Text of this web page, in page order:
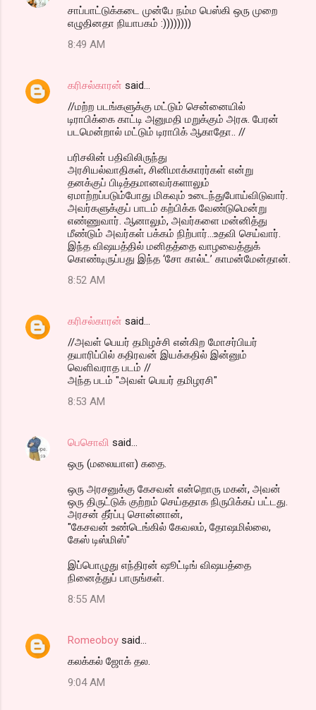
n
சாப்பாட்டுக்கடை முன்பே நம்ம பெஸ்கி ஒரு முறை
எழுதினதா நியாபகம் :))))))))
8:49 AM
க‌ரிச‌ல்கார‌ன் said…
//மற்ற படங்களுக்கு மட்டும் சென்னையில்
டிராபிக்கை காட்டி அனுமதி மறுக்கும் அரசு. பேரன்
படமென்றால் மட்டும் டிராபிக் ஆகாதோ.. //
ப‌ரிச‌லின் ப‌திவிலிருந்து
அரசியல்வாதிகள், சினிமாக்காரர்கள் என்று
தனக்குப் பிடித்தமானவர்களாலும்
ஏமாற்றப்படும்போது மிகவும் உடைந்துபோய்விடுவார்.
அவர்களுக்குப் பாடம் கற்பிக்க வேண்டுமென்று
எண்ணுவார். ஆனாலும், அவர்களை மன்னித்து
மீண்டும் அவர்கள் பக்கம் நிற்பார்...உதவி செய்வார்.
இந்த விஷயத்தில் மனிதத்தை வாழவைத்துக்
கொண்டிருப்பது இந்த ‘சோ கால்ட்’ காமன்மேன்தான்.
8:52 AM
க‌ரிச‌ல்கார‌ன் said…
//அவள் பெயர் தமிழச்சி என்கிற மோசர்பியர்
தயாரிப்பில் கதிரவன் இயக்கதில் இன்னும்
வெளிவராத படம் //
அந்த‌ ப‌ட‌ம் "அவள் பெயர் தமிழர‌சி"
8:53 AM
பெசொவி said…
ஒரு (மலையாள) கதை.
ஒரு அரசனுக்கு கேசவன் என்றொரு மகன், அவன்
ஒரு திருட்டுக் குற்றம் செய்ததாக நிருபிக்கப் பட்டது.
அரசன் தீர்ப்பு சொன்னான்,
"கேசவன் உண்டெங்கில் கேவலம், தோஷமில்லை,
கேஸ் டிஸ்மிஸ்"
இப்பொழுது எந்திரன் ஷூட்டிங் விஷயத்தை
நினைத்துப் பாருங்கள்.
8:55 AM
Romeoboy said…
கலக்கல் ஜோக் தல.
9:04 AM